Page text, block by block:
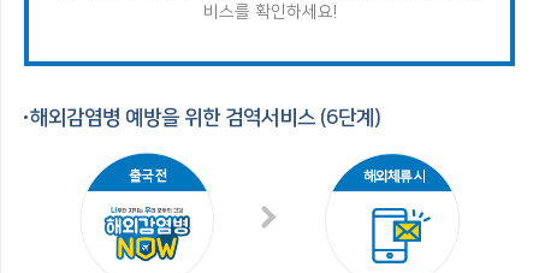
비스를 확인하세요!
해외감염병 예방을 위한 검역서비스 (6단계)